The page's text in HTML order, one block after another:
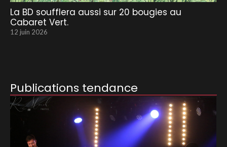
La BD soufflera aussi sur 20 bougies au
Cabaret Vert.
12 juin 2026
Publications tendance